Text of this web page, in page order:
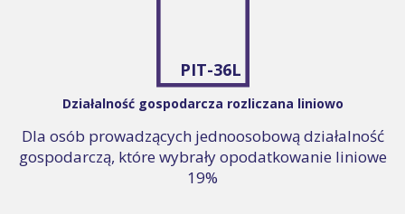
PIT-36L
Działalność gospodarcza rozliczana liniowo
Dla osób prowadzących jednoosobową działalność
gospodarczą, które wybrały opodatkowanie liniowe
19%